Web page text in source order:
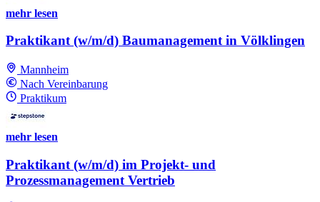
mehr lesen
Praktikant (w/m/d) Baumanagement in Völklingen
Mannheim
Nach Vereinbarung
Praktikum
mehr lesen
Praktikant (w/m/d) im Projekt- und
Prozessmanagement Vertrieb